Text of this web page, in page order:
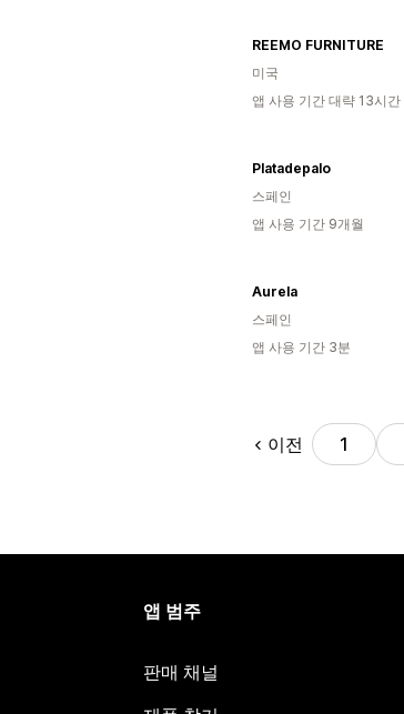
REEMO FURNITURE
미국
앱 사용 기간 대략 13시간
Platadepalo
스페인
앱 사용 기간 9개월
Aurela
스페인
앱 사용 기간 3분
이전 1
앱 범주
판매 채널